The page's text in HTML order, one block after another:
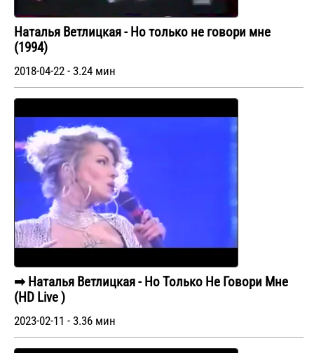
Наталья Ветлицкая - Но только не говори мне
(1994)
2018-04-22 - 3.24 мин
➡ Наталья Ветлицкая - Но Только Не Говори Мне
(HD Live )
2023-02-11 - 3.36 мин